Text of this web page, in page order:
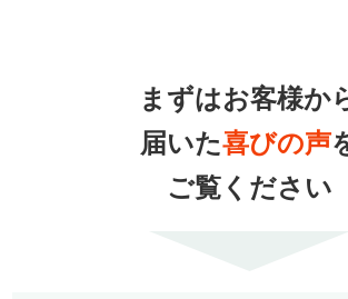
まずはお客様か
届いた喜びの声
ご覧ください